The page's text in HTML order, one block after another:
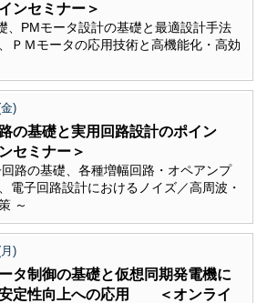
セミナー＞
、PMモータ設計の基礎と最適設計手法
ＰＭモータの応用技術と高機能化・高効
)
の基礎と実用回路設計のポイン
セミナー＞
路の基礎、各種増幅回路・オペアンプ
電子回路設計におけるノイズ／高周波・
～
)
タ制御の基礎と仮想同期発電機に
安定性向上への応用 ＜オンライ